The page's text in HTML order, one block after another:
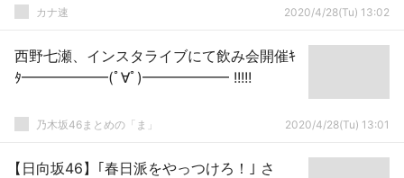
カナ速 2020/4/28(Tu) 13:02
西野七瀬、インスタライブにて飲み会開催ｷ
ﾀ━━━━━━(ﾟ∀ﾟ)━━━━━━ !!!!!
乃木坂46まとめの「ま」 2020/4/28(Tu) 13:01
【日向坂46】｢春日派をやっつけろ！｣ さ